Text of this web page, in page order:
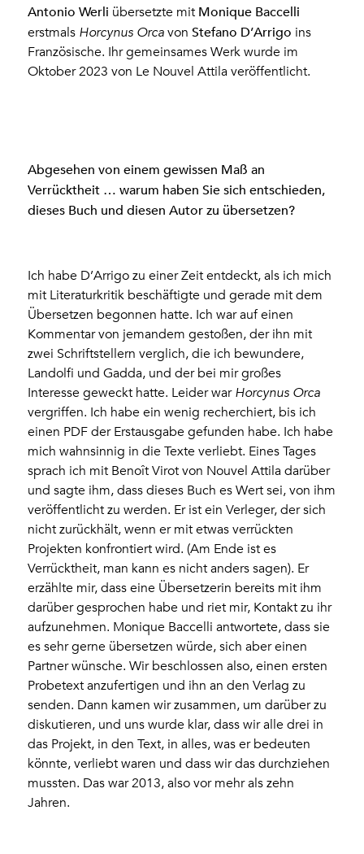
Antonio Werli übersetzte mit Monique Baccelli
erstmals Horcynus Orca vonStefano D’Arrigo ins
Französische. Ihr gemeinsames Werk wurde im
Oktober 2023 von Le Nouvel Attila veröffentlicht.
Abgesehen von einem gewissen Maß an
Verrücktheit … warum haben Sie sich entschieden,
dieses Buch und diesen Autor zu übersetzen?
Ich habe D’Arrigo zu einer Zeit entdeckt, als ich mich
mit Literaturkritik beschäftigte und gerade mit dem
Übersetzen begonnen hatte. Ich war auf einen
Kommentar von jemandem gestoßen, der ihn mit
zwei Schriftstellern verglich, die ich bewundere,
Landolfi und Gadda, und der bei mir großes
Interesse geweckt hatte. Leider war Horcynus Orca
vergriffen. Ich habe ein wenig recherchiert, bis ich
einen PDF der Erstausgabe gefunden habe. Ich habe
mich wahnsinnig in die Texte verliebt. Eines Tages
sprach ich mit Benoît Virot von Nouvel Attila darüber
und sagte ihm, dass dieses Buch es Wert sei, von ihm
veröffentlicht zu werden. Er ist ein Verleger, der sich
nicht zurückhält, wenn er mit etwas verrückten
Projekten konfrontiert wird. (Am Ende ist es
Verrücktheit, man kann es nicht anders sagen). Er
erzählte mir, dass eine Übersetzerin bereits mit ihm
darüber gesprochen habe und riet mir, Kontakt zu ihr
aufzunehmen. Monique Baccelli antwortete, dass sie
es sehr gerne übersetzen würde, sich aber einen
Partner wünsche. Wir beschlossen also, einen ersten
Probetext anzufertigen und ihn an den Verlag zu
senden. Dann kamen wir zusammen, um darüber zu
diskutieren, und uns wurde klar, dass wir alle drei in
das Projekt, in den Text, in alles, was er bedeuten
könnte, verliebt waren und dass wir das durchziehen
mussten. Das war 2013, also vor mehr als zehn
Jahren.